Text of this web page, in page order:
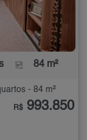
84 m²
- 84 m²
R$ 993.850